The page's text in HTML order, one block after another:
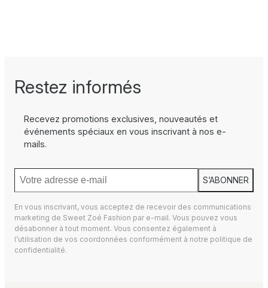
Restez informés
Recevez promotions exclusives, nouveautés et
événements spéciaux en vous inscrivant à nos e-
mails.
S’ABONNER
En vous inscrivant, vous acceptez de recevoir des communications
marketing de Sweet Zoé Fashion par e-mail. Vous pouvez vous
désabonner à tout moment. Vous consentez également à
l’utilisation de vos coordonnées conformément à notre politique de
confidentialité.